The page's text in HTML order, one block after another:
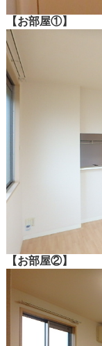
【お部屋①】
【お部屋②】